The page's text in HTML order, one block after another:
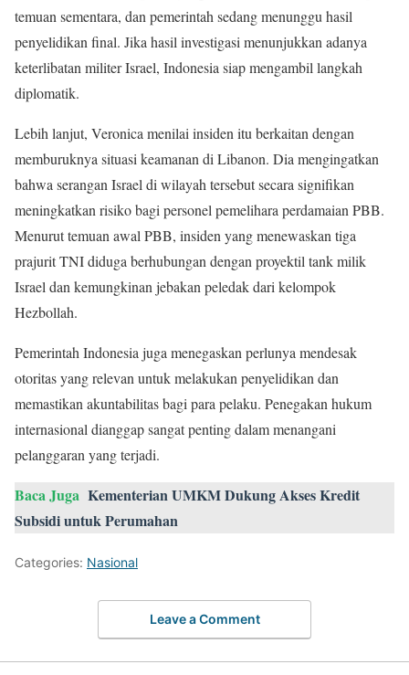
temuan sementara, dan pemerintah sedang menunggu hasil
penyelidikan final. Jika hasil investigasi menunjukkan adanya
keterlibatan militer Israel, Indonesia siap mengambil langkah
diplomatik.
Lebih lanjut, Veronica menilai insiden itu berkaitan dengan
memburuknya situasi keamanan di Libanon. Dia mengingatkan
bahwa serangan Israel di wilayah tersebut secara signifikan
meningkatkan risiko bagi personel pemelihara perdamaian PBB.
Menurut temuan awal PBB, insiden yang menewaskan tiga
prajurit TNI diduga berhubungan dengan proyektil tank milik
Israel dan kemungkinan jebakan peledak dari kelompok
Hezbollah.
Pemerintah Indonesia juga menegaskan perlunya mendesak
otoritas yang relevan untuk melakukan penyelidikan dan
memastikan akuntabilitas bagi para pelaku. Penegakan hukum
internasional dianggap sangat penting dalam menangani
pelanggaran yang terjadi.
Baca Juga Kementerian UMKM Dukung Akses Kredit
Subsidi untuk Perumahan
Categories: Nasional
Leave a Comment